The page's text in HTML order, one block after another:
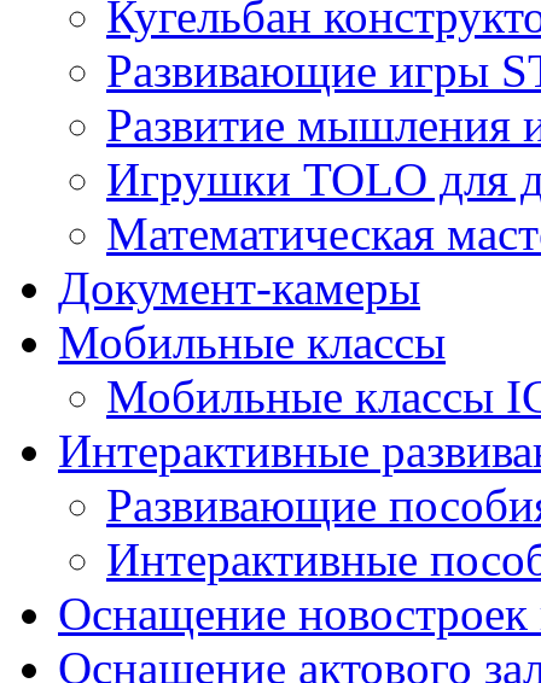
Кугельбан
Развивающие игры
Развитие мышления
Игрушки TOLO для
Математическая
Документ-камеры
Мобильные классы
Мобильные классы
Интерактивные
Развивающие
Интерактивные
Оснащение новостроек
Оснащение актового